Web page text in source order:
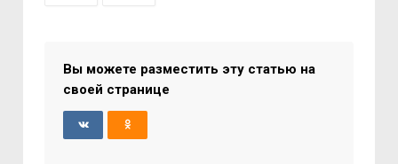
Вы можете разместить эту статью на
своей странице